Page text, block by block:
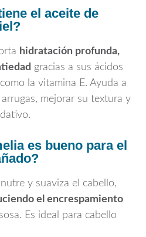
el aceite de
hidratación profunda,
gracias a sus ácidos
la vitamina E. Ayuda a
mejorar su textura y
es bueno para el
y suaviza el cabello,
el encrespamiento
Es ideal para cabello